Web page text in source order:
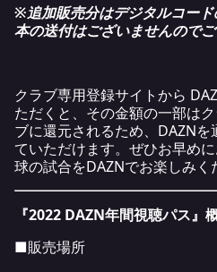
※追加販売分はデジタルコー
本の送付はございませんのでご
クラブ専用登録サイトから
ただくと、その金額の一部は
ブに還元されるため、DAZNを
ていただけます。ぜひお早め
球の試合をDAZNでお楽しみく
『2022 DAZN年間視聴パス』
■販売場所